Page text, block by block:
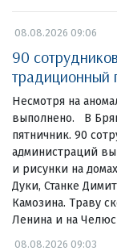
08.08.2026 09:06
90
традиционный
Несмотря на
выполнено. В
пятничник. 90
администраций
и рисунки на
Дуки, Станке
Камозина. Траву
Ленина и на
08.08.2026 09:03